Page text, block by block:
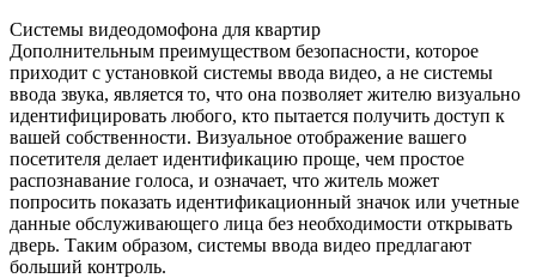
Системы видеодомофона для квартир
Дополнительным преимуществом безопасности, которое
приходит с установкой системы ввода видео, а не системы
ввода звука, является то, что она позволяет жителю визуально
идентифицировать любого, кто пытается получить доступ к
вашей собственности. Визуальное отображение вашего
посетителя делает идентификацию проще, чем простое
распознавание голоса, и означает, что житель может
попросить показать идентификационный значок или учетные
данные обслуживающего лица без необходимости открывать
дверь. Таким образом, системы ввода видео предлагают
больший контроль.